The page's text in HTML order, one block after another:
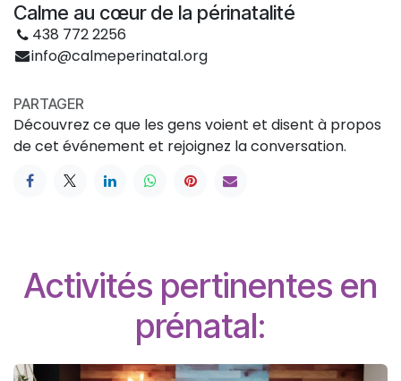
Calme au cœur de la périnatalité
438 772 2256
info@calmeperinatal.org
PARTAGER
Découvrez ce que les gens voient et disent à propos
de cet événement et rejoignez la conversation.
Activités pertinentes en
prénatal: